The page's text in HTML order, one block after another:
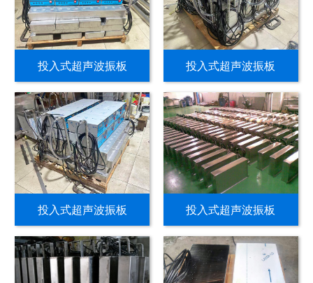
投入式超声波振板 投入式超声波振板
投入式超声波振板 投入式超声波振板